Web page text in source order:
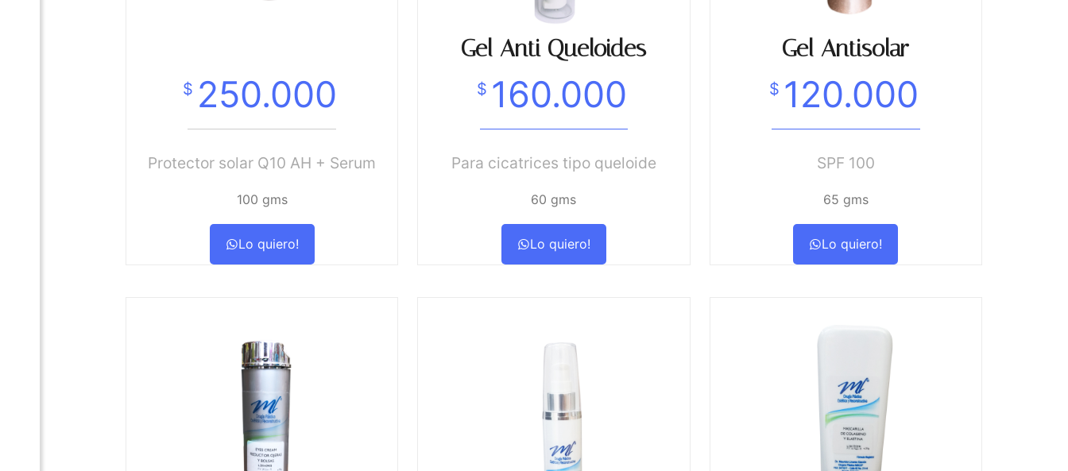
$ 250.000
Protector solar Q10 AH + Serum
100 gms
Lo quiero!
Gel Anti Queloides
$ 160.000
Para cicatrices tipo queloide
60 gms
Lo quiero!
Gel Antisolar
$ 120.000
SPF 100
65 gms
Lo quiero!